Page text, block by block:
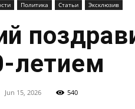
Политика Статьи Эксклюзив
летием
Jun 15, 2026 540